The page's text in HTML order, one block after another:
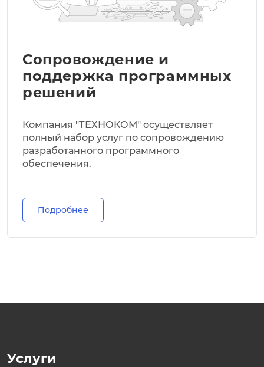
Сопровождение и
поддержка программных
решений
Компания "ТЕХНОКОМ" осуществляет
полный набор услуг по сопровождению
разработанного программного
обеспечения.
Подробнее
Услуги